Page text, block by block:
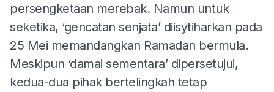
persengketaan merebak. Namun untuk
seketika, ‘gencatan senjata’ diisytiharkan pada
25 Mei memandangkan Ramadan bermula.
Meskipun ‘damai sementara’ dipersetujui,
kedua-dua pihak bertelingkah tetap